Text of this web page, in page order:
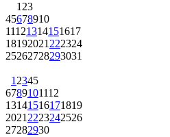
1 23
45678910
11121314151617
18192021 222324
25262728293031
1 2345
6789101112
13141516171819
2021 2223242526
27282930